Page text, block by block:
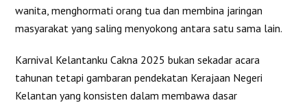
wanita, menghormati orang tua dan membina jaringan
masyarakat yang saling menyokong antara satu sama lain.
Karnival Kelantanku Cakna 2025 bukan sekadar acara
tahunan tetapi gambaran pendekatan Kerajaan Negeri
Kelantan yang konsisten dalam membawa dasar